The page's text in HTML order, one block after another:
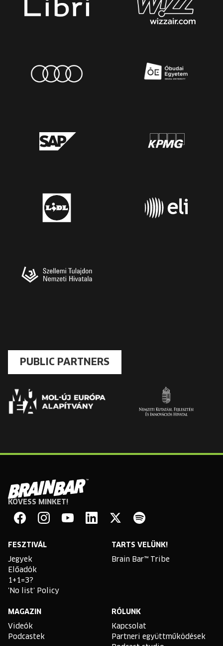
PUBLIC PARTNERS
Brain
Bar
KÖVESS MINKET!
FESZTIVÁL
Jegyek
Előadók
1+1=3?
'No list' Policy
TARTS VELÜNK!
Brain Bar™ Tribe
MAGAZIN
Videók
Podcastek
RÓLUNK
Kapcsolat
Partneri együttműködések